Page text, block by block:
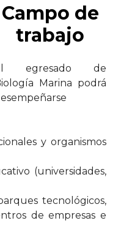
Campo de
trabajo
egresado de
Marina podrá
y organismos
(universidades,
tecnológicos,
de empresas e